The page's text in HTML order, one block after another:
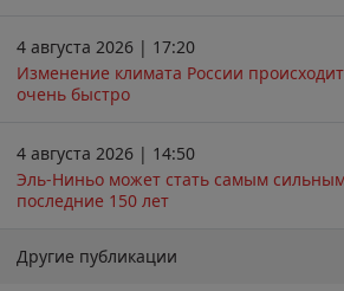
4 августа 2026 | 17:20
Изменение климата России происходит
очень быстро
4 августа 2026 | 14:50
Эль-Ниньо может стать самым
последние 150 лет
Другие публикации